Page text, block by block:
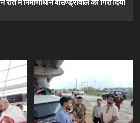
ने रात में निर्माणाधीन बाउण्ड्रीवॉल को गिरा दिया